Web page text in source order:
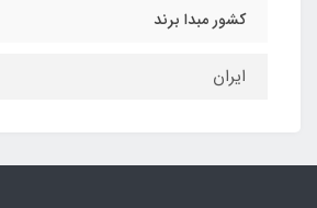
کشور مبدا برند
ایران